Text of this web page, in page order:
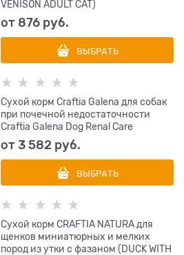
VENISON ADULT CAT)
от 876 руб.
ВЫБРАТЬ
Сухой корм Craftia Galena для собак
при почечной недостаточности
Craftia Galena Dog Renal Care
от3 582 руб.
ВЫБРАТЬ
Сухой корм CRAFTIA NATURA для
щенков миниатюрных и мелких
пород из утки с фазаном (DUCK WITH